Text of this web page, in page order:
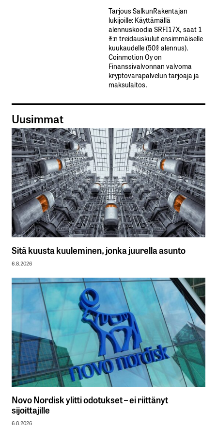
Tarjous SalkunRakentajan
lukijoille: Käyttämällä​ ​
alennuskoodia​ ​SRFI17X,​ ​saat​ ​1
%:n treidauskulut​ ​ensimmäiselle​ ​
kuukaudelle​ ​(50%​ ​alennus).
Coinmotion Oy on
Finanssivalvonnan valvoma
kryptovarapalvelun tarjoaja ja
maksulaitos.
Uusimmat
Sitä kuusta kuuleminen, jonka juurella asunto
6.8.2026
Novo Nordisk ylitti odotukset – ei riittänyt
sijoittajille
6.8.2026